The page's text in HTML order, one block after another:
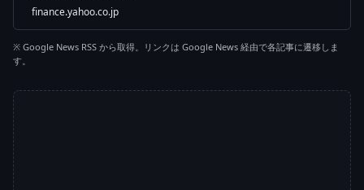
finance.yahoo.co.jp
※ Google News RSS から取得。リンクは Google News 経由で各記事に遷移しま
す。